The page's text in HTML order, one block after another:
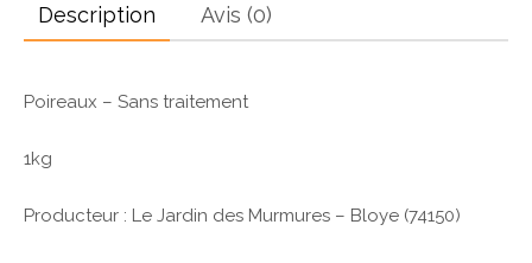
Description Avis (0)
Poireaux – Sans traitement
1kg
Producteur : Le Jardin des Murmures – Bloye (74150)